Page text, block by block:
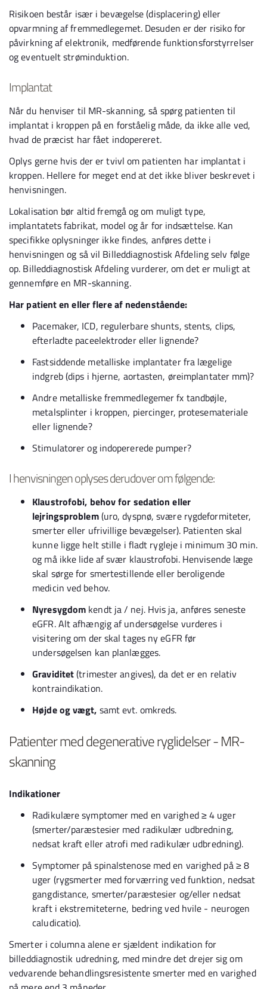
Risikoen består især i bevægelse (displacering) eller
opvarmning af fremmedlegemet. Desuden er der risiko for
påvirkning af elektronik, medførende funktionsforstyrrelser
og eventuelt strøminduktion.
Implantat
Når du henviser til MR-skanning, så spørg patienten til
implantat i kroppen på en forståelig måde, da ikke alle ved,
hvad de præcist har fået indopereret.
Oplys gerne hvis der er tvivl om patienten har implantat i
kroppen. Hellere for meget end at det ikke bliver beskrevet i
henvisningen.
Lokalisation bør altid fremgå og om muligt type,
implantatets fabrikat, model og år for indsættelse. Kan
specifikke oplysninger ikke findes, anføres dette i
henvisningen og så vil Billeddiagnostisk Afdeling selv følge
op. Billeddiagnostisk Afdeling vurderer, om det er muligt at
gennemføre en MR-skanning.
Har patient en eller flere af nedenstående:
Pacemaker, ICD, regulerbare shunts, stents, clips,
efterladte paceelektroder eller lignende?
Fastsiddende metalliske implantater fra lægelige
indgreb (dips i hjerne, aortasten, øreimplantater mm)?
Andre metalliske fremmedlegemer fx tandbøjle,
metalsplinter i kroppen, piercinger, protesemateriale
eller lignende?
Stimulatorer og indopererede pumper?
I henvisningen oplyses derudover om følgende:
Klaustrofobi, behov for sedation eller
lejringsproblem(uro, dyspnø, svære rygdeformiteter,
smerter eller ufrivillige bevægelser). Patienten skal
kunne ligge helt stille i fladt rygleje i minimum 30 min.
og må ikke lide af svær klaustrofobi. Henvisende læge
skal sørge for smertestillende eller beroligende
medicin ved behov.
Nyresygdom kendt ja / nej. Hvis ja, anføres seneste
eGFR. Alt afhængig af undersøgelse vurderes i
visitering om der skal tages ny eGFR før
undersøgelsen kan planlægges.
Graviditet(trimester angives), da det er en relativ
kontraindikation.
Højde og vægt, samt evt. omkreds.
Patienter med degenerative ryglidelser - MR-
skanning
Indikationer
Radikulære symptomer med en varighed ≥ 4 uger
(smerter/paræstesier med radikulær udbredning,
nedsat kraft eller atrofi med radikulær udbredning).
Symptomer på spinalstenose med en varighed på ≥ 8
uger (rygsmerter med forværring ved funktion, nedsat
gangdistance, smerter/paræstesier og/eller nedsat
kraft i ekstremiteterne, bedring ved hvile - neurogen
caludicatio).
Smerter i columna alene er sjældent indikation for
billeddiagnostik udredning, med mindre det drejer sig om
vedvarende behandlingsresistente smerter med en varighed